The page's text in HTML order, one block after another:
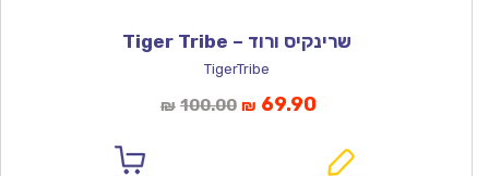
שרינקיס ורוד – Tiger Tribe
TigerTribe
₪ 100.00המחיר
₪ 69.90המחיר
הוא: